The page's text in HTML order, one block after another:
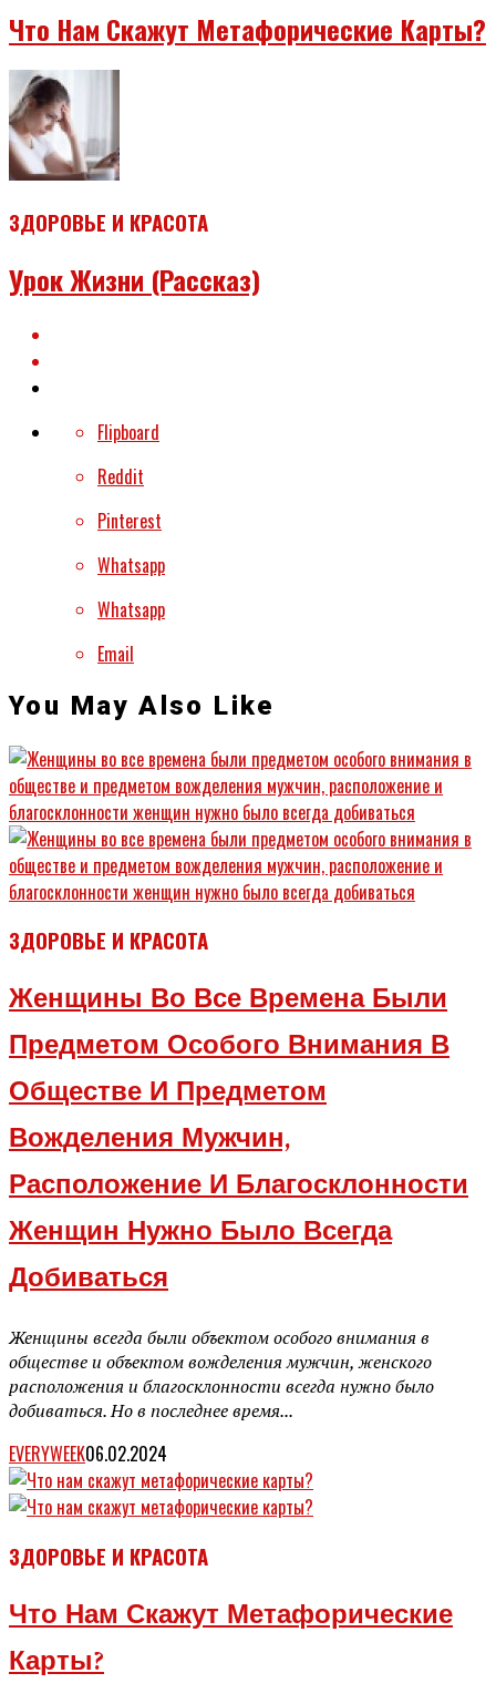
Что Нам Скажут Метафорические Карты?
ЗДОРОВЬЕ И КРАСОТА
Урок Жизни (рассказ)
Flipboard
Reddit
Pinterest
Whatsapp
Whatsapp
Email
You May Also Like
ЗДОРОВЬЕ И КРАСОТА
Женщины Во Все Времена Были
Предметом Особого Внимания В
Обществе И Предметом
Вожделения Мужчин,
Расположение И Благосклонности
Женщин Нужно Было Всегда
Добиваться
Женщины всегда были объектом особого внимания в
обществе и объектом вожделения мужчин, женского
расположения и благосклонности всегда нужно было
добиваться. Но в последнее время...
EVERYWEEK06.02.2024
ЗДОРОВЬЕ И КРАСОТА
Что Нам Скажут Метафорические
Карты?